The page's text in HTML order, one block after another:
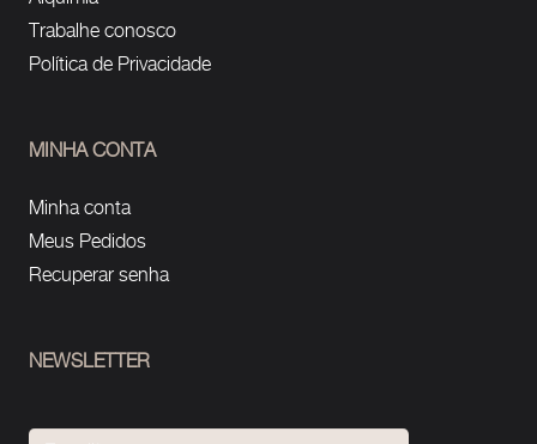
Trabalhe conosco
Política de Privacidade
MINHA CONTA
Minha conta
Meus Pedidos
Recuperar senha
NEWSLETTER